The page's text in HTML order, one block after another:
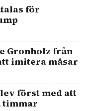
för
Gronholz från
imitera måsar
först med att
timmar